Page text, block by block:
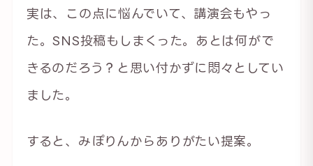
実は、この点に悩んでいて、講演会もやっ
た。SNS投稿もしまくった。あとは何がで
きるのだろう？と思い付かずに悶々としてい
ました。
すると、みぽりんからありがたい提案。